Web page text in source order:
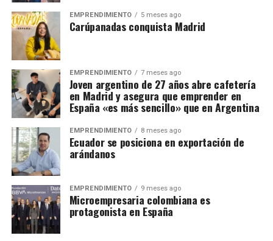
EMPRENDIMIENTO 5 meses ago
Carúpanadas conquista Madrid
EMPRENDIMIENTO 7 meses ago
Joven argentino de 27 años abre cafetería
en Madrid y asegura que emprender en
España «es más sencillo» que en Argentina
EMPRENDIMIENTO 8 meses ago
Ecuador se posiciona en exportación de
arándanos
EMPRENDIMIENTO 9 meses ago
Microempresaria colombiana es
protagonista en España